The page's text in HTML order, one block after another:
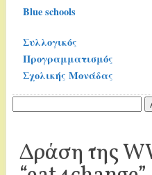
Blue schools
Συλλογικός
Προγραμματισμός
Σχολικής Μονάδας
Δράση της